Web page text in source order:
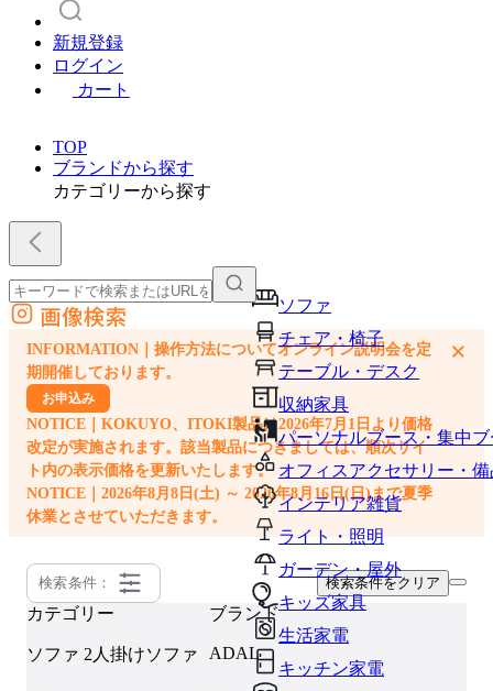
新規登録
ログイン
カート
TOP
ブランドから探す
カテゴリーから探す
ソファ
チェア・椅子
テーブル・デスク
収納家具
パーソナルブース・集中
オフィスアクセサリー・備
インテリア雑貨
ライト・照明
ガーデン・屋外
キッズ家具
生活家電
キッチン家電
外部サイトの商品をカートに追加
他のサイトで見つけた商品ページのURLを貼り付けて、カートに追加できます
画像検索
INFORMATION｜操作方法についてオンライン説明会を定
期開催しております。
お申込み
NOTICE｜KOKUYO、ITOKI製品は2026年7月1日より価格
改定が実施されます。該当製品につきましては、順次サイ
ト内の表示価格を更新いたします。
NOTICE｜2026年8月8日(土) ～ 2026年8月16日(日)まで夏季
休業とさせていただきます。
×
検索条件： 検索条件をクリア
カテゴリー
ソファ 2人掛けソファ
ブランド
ADAL